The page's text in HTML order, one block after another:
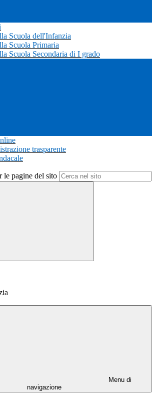
Scuola dell'Infanzia
Scuola Primaria
Scuola Secondaria di I grado
trasparente
le pagine del sito
Menu di
navigazione